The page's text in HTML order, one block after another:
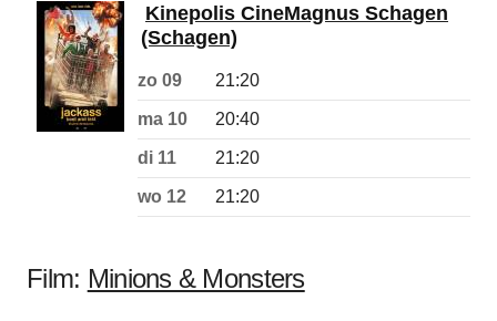
Kinepolis CineMagnus Schagen
(Schagen)
zo 09 21:20
ma 10 20:40
di 11 21:20
wo 12 21:20
Film: Minions & Monsters